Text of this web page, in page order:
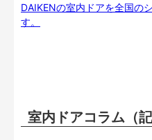
DAIKENの室内ドアを全国の
す。
室内ドアコラム（記